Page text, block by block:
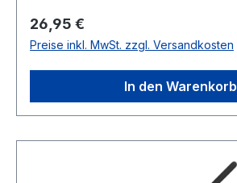
Regulärer Preis:
26,95 €
Preise inkl. MwSt. zzgl. Versandkosten
In den Warenkorb